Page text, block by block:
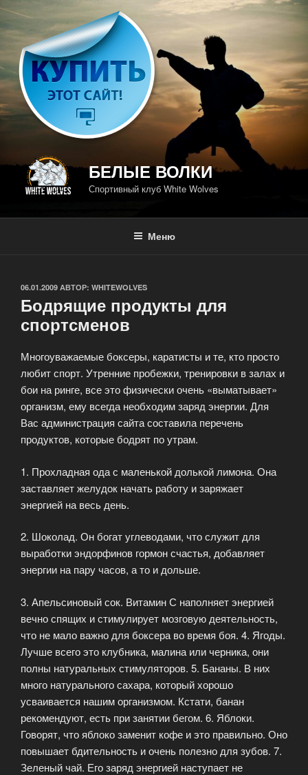
Перейти
содержимому
БЕЛЫЕ ВОЛКИ
Спортивный клуб White Wolves
Меню
ОПУБЛИКОВАНО
06.01.2009 АВТОР: WHITEWOLVES
Бодрящие продукты для
спортсменов
Многоуважаемые боксеры, каратисты и те, кто просто
любит спорт. Утренние пробежки, тренировки в залах и
бои на ринге, все это физически очень «выматывает»
организм, ему всегда необходим заряд энергии. Для
Вас администрация сайта составила перечень
продуктов, которые бодрят по утрам.
1. Прохладная ода с маленькой долькой лимона. Она
заставляет желудок начать работу и заряжает
энергией на весь день.
2. Шоколад. Он богат углеводами, что служит для
выработки эндорфинов гормон счастья, добавляет
энергии на пару часов, а то и дольше.
3. Апельсиновый сок. Витамин С наполняет энергией
вечно спящих и стимулирует мозговую деятельность,
что не мало важно для боксера во время боя. 4. Ягоды.
Лучше всего это клубника, малина или черника, они
полны натуральных стимуляторов. 5. Бананы. В них
много натурального сахара, который хорошо
усваивается нашим организмом. Кстати, банан
рекомендуют, есть при занятии бегом. 6. Яблоки.
Говорят, что яблоко заменит кофе и это правильно. Оно
повышает бдительность и очень полезно для зубов. 7.
Зеленый чай. Его заряд энергией наступает не